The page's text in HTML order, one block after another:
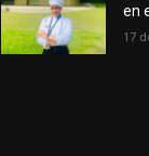
en
17